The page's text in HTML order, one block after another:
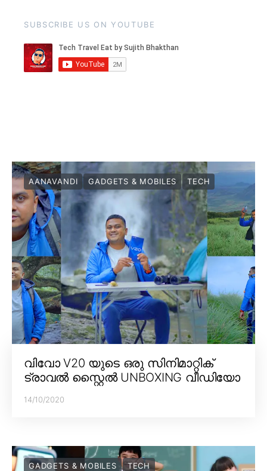
SUBSCRIBE US ON YOUTUBE
AANAVANDI GADGETS & MOBILES TECH
വിവോ V20 യുടെ ഒരു സിനിമാറ്റിക്
ട്രാവൽ സ്റ്റൈൽ UNBOXING വീഡിയോ
14/10/2020
GADGETS & MOBILES TECH